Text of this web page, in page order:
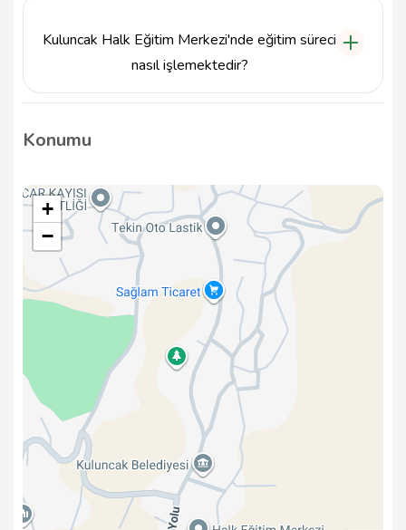
Kuluncak Halk Eğitim Merkezi'nde eğitim süreci
nasıl işlemektedir?
Eğitim süreci, kursiyerlerin ihtiyaçlarına göre
yürütülmektedir. Kurslar genellikle belirli bir süre
Konumu
+
−